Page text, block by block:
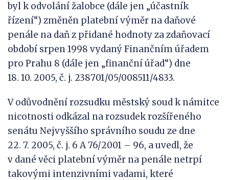
byl k odvolání žalobce (dále jen „účastník
řízení“) změněn platební výměr na daňové
penále na daň z přidané hodnoty za zdaňovací
období srpen 1998 vydaný Finančním úřadem
pro Prahu 8 (dále jen „finanční úřad“) dne
18. 10. 2005, č. j. 238701/05/008511/4833.
V odůvodnění rozsudku městský soud k námitce
nicotnosti odkázal na rozsudek rozšířeného
senátu Nejvyššího správního soudu ze dne
22. 7. 2005, č. j. 6 A 76/2001 – 96, a uvedl, že
v dané věci platební výměr na penále netrpí
takovými intenzivními vadami, které